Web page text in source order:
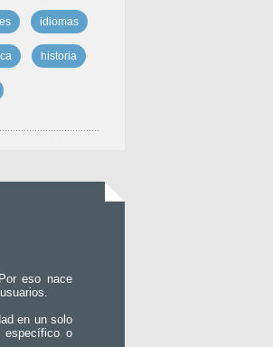
idiomas
historia
eso nace
en un solo
específico o